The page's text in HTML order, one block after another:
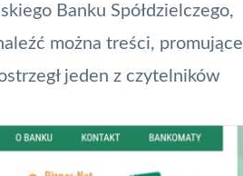
Banku Spółdzielczego,
można treści, promujące
jeden z czytelników